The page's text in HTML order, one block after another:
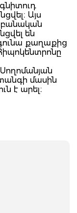
Այս
են
քաղաքից
մասին
է արել։